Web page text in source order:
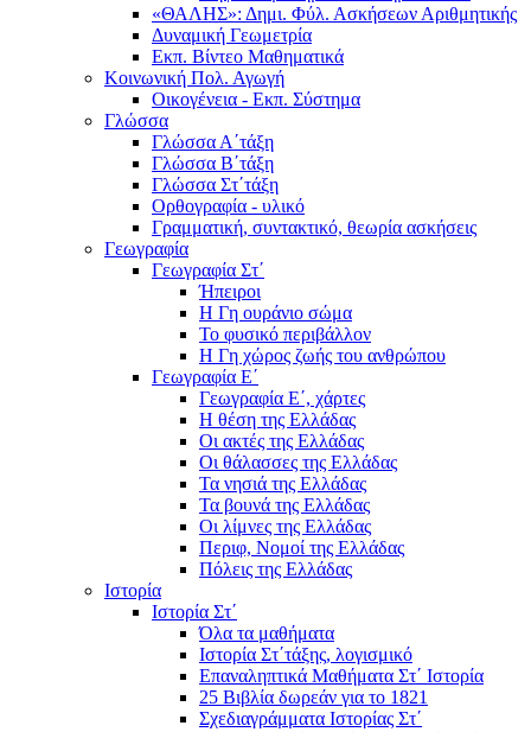
«ΘΑΛΗΣ»: Δημι. Φύλ. Ασκήσεων Αριθμητικής
Δυναμική Γεωμετρία
Εκπ. Βίντεο Μαθηματικά
Κοινωνική Πολ. Αγωγή
Οικογένεια - Εκπ. Σύστημα
Γλώσσα
Γλώσσα Α΄τάξη
Γλώσσα Β΄τάξη
Γλώσσα Στ΄τάξη
Ορθογραφία - υλικό
Γραμματική, συντακτικό, θεωρία ασκήσεις
Γεωγραφία
Γεωγραφία Στ΄
Ήπειροι
Η Γη ουράνιο σώμα
Το φυσικό περιβάλλον
Η Γη χώρος ζωής του ανθρώπου
Γεωγραφία Ε΄
Γεωγραφία Ε΄, χάρτες
Η θέση της Ελλάδας
Οι ακτές της Ελλάδας
Οι θάλασσες της Ελλάδας
Τα νησιά της Ελλάδας
Τα βουνά της Ελλάδας
Οι λίμνες της Ελλάδας
Περιφ, Νομοί της Ελλάδας
Πόλεις της Ελλάδας
Ιστορία
Ιστορία Στ΄
Όλα τα μαθήματα
Ιστορία Στ΄τάξης, λογισμικό
Επαναληπτικά Μαθήματα Στ΄ Ιστορία
25 Βιβλία δωρεάν για το 1821
Σχεδιαγράμματα Ιστορίας Στ΄